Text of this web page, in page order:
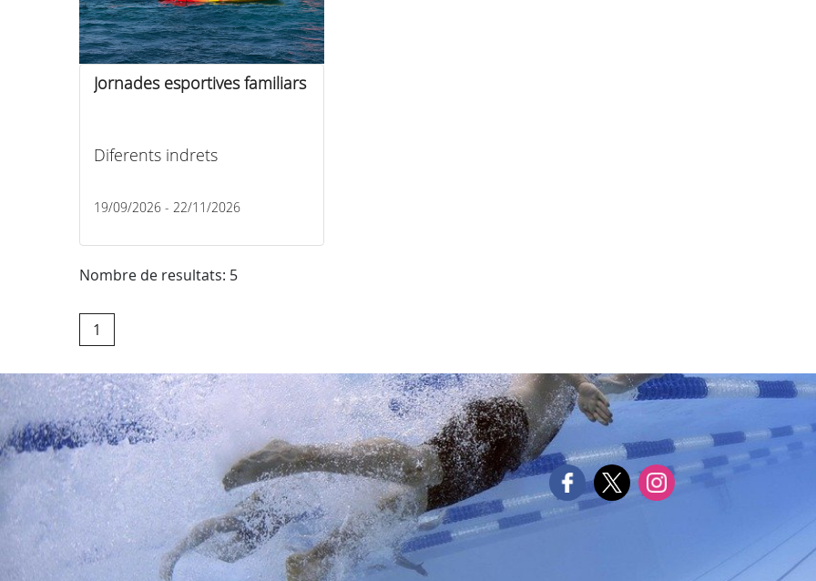
Jornades esportives familiars
Diferents indrets
19/09/2026 - 22/11/2026
Nombre de resultats: 5
1